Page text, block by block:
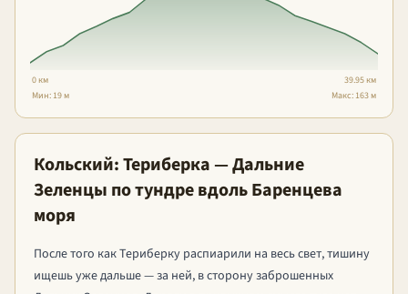
0 км
39.95 км
Мин: 19 м
Макс: 163 м
Кольский: Териберка — Дальние
Зеленцы по тундре вдоль Баренцева
моря
После того как Териберку распиарили на весь свет, тишину
ищешь уже дальше — за ней, в сторону заброшенных